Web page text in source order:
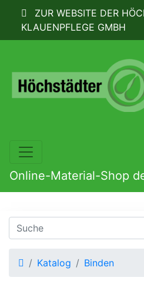
ZUR WEBSITE DER
KLAUENPFLEGE GMBH
Online-Material-Shop
Startseite
Katalog Binden